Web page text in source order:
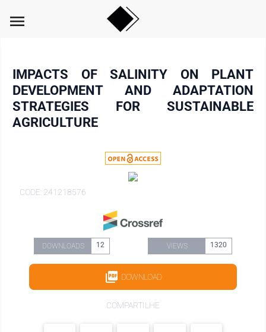
menu
IMPACTS OF SALINITY ON PLANT
DEVELOPMENT AND ADAPTATION
STRATEGIES FOR SUSTAINABLE
AGRICULTURE
CODE: 241218576
DOWNLOADS 12 VIEWS 1320
DOWNLOAD
COMPARTILHE